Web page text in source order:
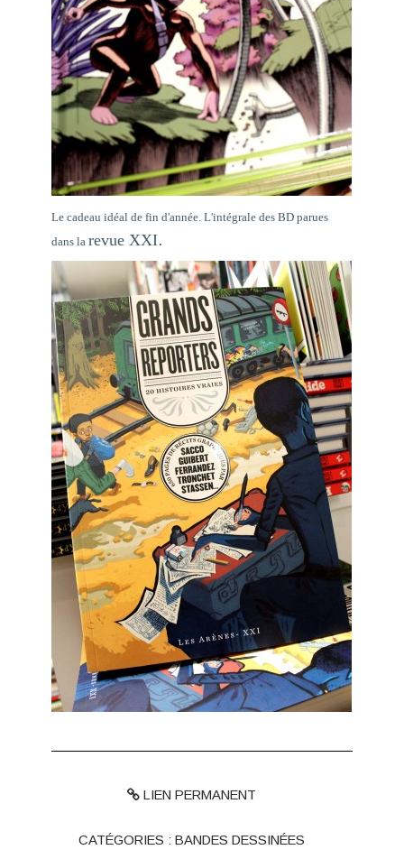
Le cadeau idéal de fin d'année. L'intégrale des BD parues
dans la revue XXI.
LIEN PERMANENT
CATÉGORIES : BANDES DESSINÉES